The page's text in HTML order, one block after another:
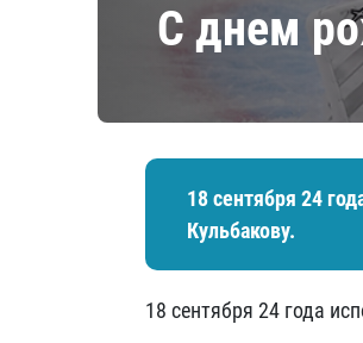
С днем
18 сентября 24
Кульбакову.
18 сентября 24 года